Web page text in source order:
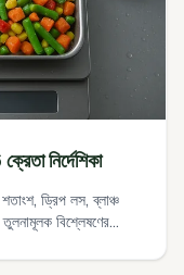
নির্দেশিকা
ড্রিপ লস, ব্লাঞ্চ
বিশ্লেষণের
লক করতে নমুনা PO